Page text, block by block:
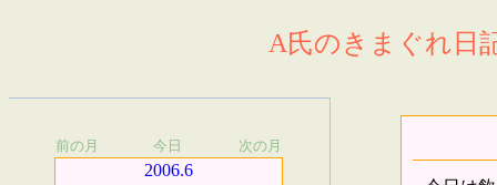
A氏のきまぐれ日
前の月 今日 次の月
2006.6